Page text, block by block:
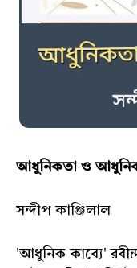
আধুনিকতা ও আধুনিক
সন্দীপ কাঞ্জিলাল
'আধুনিক কাব্যে'